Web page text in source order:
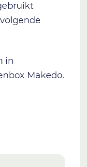
t
in
Makedo.